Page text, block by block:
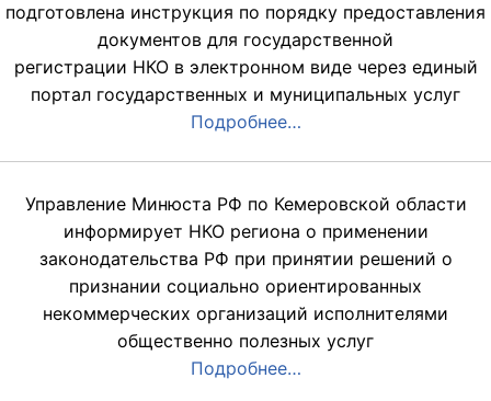
подготовлена инструкция по порядку предоставления
документов для государственной
регистрации НКО в электронном виде через единый
портал государственных и муниципальных услуг
Подробнее…
Управление Минюста РФ по Кемеровской области
информирует НКО региона о применении
законодательства РФ при принятии решений о
признании социально ориентированных
некоммерческих организаций исполнителями
общественно полезных услуг
Подробнее…